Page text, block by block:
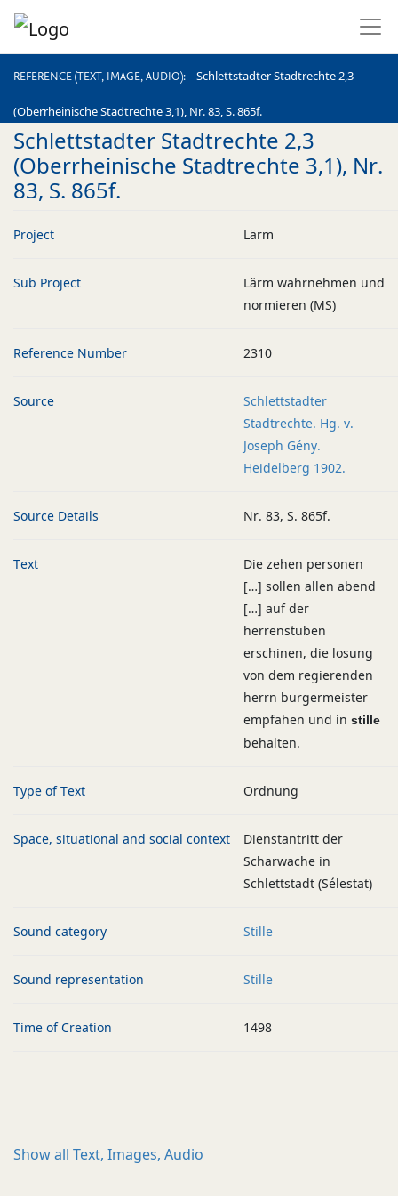
REFERENCE (TEXT, IMAGE, AUDIO) Schlettstadter Stadtrechte 2,3
(Oberrheinische Stadtrechte 3,1), Nr. 83, S. 865f.
REFERENCE (TEXT, IMAGE, AUDIO)
Schlettstadter Stadtrechte 2,3
(Oberrheinische Stadtrechte 3,1), Nr.
83, S. 865f.
Project Lärm
Sub Project
Lärm wahrnehmen und
normieren (MS)
Reference Number 2310
Source
Schlettstadter
Stadtrechte. Hg. v.
Joseph Gény.
Heidelberg 1902.
Source Details Nr. 83, S. 865f.
Text
Die zehen personen
[…] sollen allen abend
[…] auf der
herrenstuben
erschinen, die losung
von dem regierenden
herrn burgermeister
empfahen und in stille
behalten.
Type of Text Ordnung
Space, situational and social context
Dienstantritt der
Scharwache in
Schlettstadt (Sélestat)
Sound category Stille
Sound representation Stille
Time of Creation 1498
Show all Text, Images, Audio